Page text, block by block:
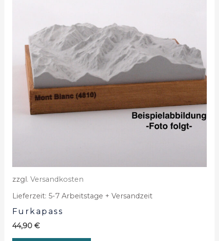
zzgl. Versandkosten
Lieferzeit: 5-7 Arbeitstage + Versandzeit
Furkapass
44,90 €